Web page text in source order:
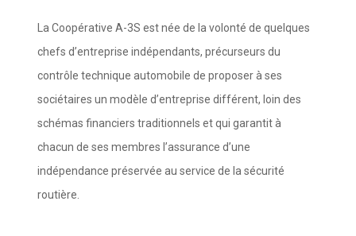
La Coopérative A-3S est née de la volonté de quelques
chefs d’entreprise indépendants, précurseurs du
contrôle technique automobile de proposer à ses
sociétaires un modèle d’entreprise différent, loin des
schémas financiers traditionnels et qui garantit à
chacun de ses membres l’assurance d’une
indépendance préservée au service de la sécurité
routière.